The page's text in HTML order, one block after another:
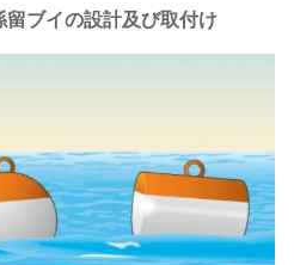
留ブイの設計及び取付け